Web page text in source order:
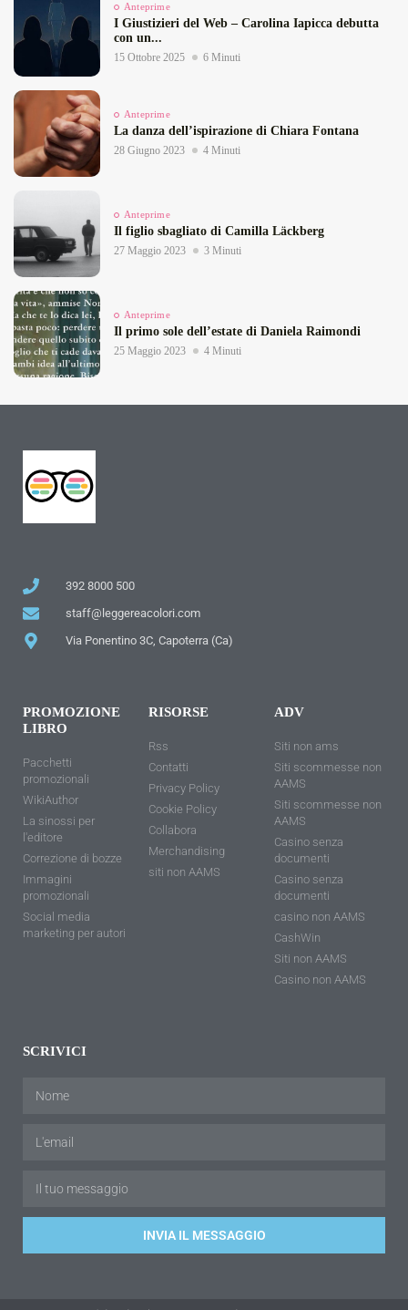
Anteprime
I Giustizieri del Web – Carolina Iapicca debutta
con un...
15 Ottobre 2025 6 Minuti
Anteprime
La danza dell’ispirazione di Chiara Fontana
28 Giugno 2023 4 Minuti
Anteprime
Il figlio sbagliato di Camilla Läckberg
27 Maggio 2023 3 Minuti
Anteprime
Il primo sole dell’estate di Daniela Raimondi
25 Maggio 2023 4 Minuti
392 8000 500
staff@leggereacolori.com
Via Ponentino 3C, Capoterra (Ca)
PROMOZIONE
LIBRO
Pacchetti
promozionali
WikiAuthor
La sinossi per
l'editore
Correzione di bozze
Immagini
promozionali
Social media
marketing per autori
RISORSE
Rss
Contatti
Privacy Policy
Cookie Policy
Collabora
Merchandising
siti non AAMS
ADV
Siti non ams
Siti scommesse non
AAMS
Siti scommesse non
AAMS
Casino senza
documenti
Casino senza
documenti
casino non AAMS
CashWin
Siti non AAMS
Casino non AAMS
SCRIVICI
INVIA IL MESSAGGIO